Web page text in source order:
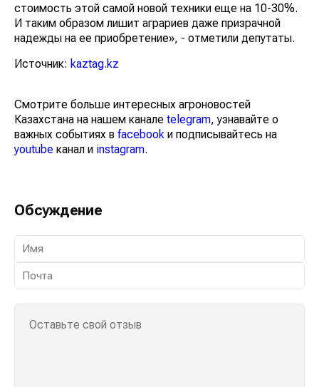
стоимость этой самой новой техники еще на 10-30%.
И таким образом лишит аграриев даже призрачной
надежды на ее приобретение», - отметили депутаты.
Источник: kaztag.kz
Смотрите больше интересных агроновостей
Казахстана на нашем канале telegram, узнавайте о
важных событиях в facebook и подписывайтесь на
youtube канал и instagram.
Обсуждение